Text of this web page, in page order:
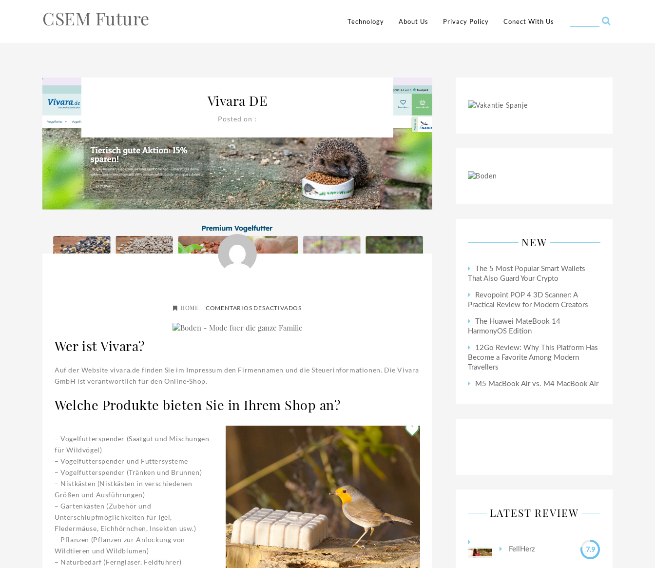
CSEM Future Technology About Us Privacy Policy Conect With Us
Vivara DE
Posted on :
HOME COMENTARIOS DESACTIVADOS
Wer ist Vivara?
Auf der Website vivara.de finden Sie im Impressum den Firmennamen und die Steuerinformationen. Die Vivara
GmbH ist verantwortlich für den Online-Shop.
Welche Produkte bieten Sie in Ihrem Shop an?
– Vogelfutterspender (Saatgut und Mischungen
für Wildvögel)
– Vogelfutterspender und Futtersysteme
– Vogelfutterspender (Tränken und Brunnen)
– Nistkästen (Nistkästen in verschiedenen
Größen und Ausführungen)
– Gartenkästen (Zubehör und
Unterschlupfmöglichkeiten für Igel,
Fledermäuse, Eichhörnchen, Insekten usw.)
– Pflanzen (Pflanzen zur Anlockung von
Wildtieren und Wildblumen)
– Naturbedarf (Ferngläser, Feldführer)
NEW
The 5 Most Popular Smart Wallets
That Also Guard Your Crypto
Revopoint POP 4 3D Scanner: A
Practical Review for Modern Creators
The Huawei MateBook 14
HarmonyOS Edition
12Go Review: Why This Platform Has
Become a Favorite Among Modern
Travellers
M5 MacBook Air vs. M4 MacBook Air
LATEST REVIEW
FellHerz 7.9